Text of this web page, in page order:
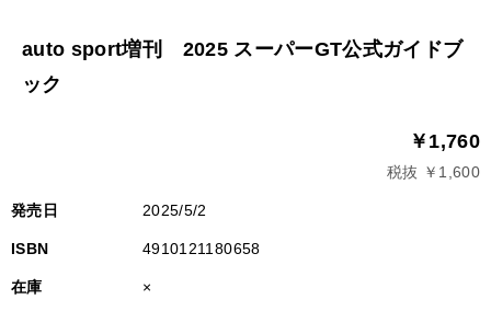
auto sport増刊 2025 スーパーGT公式ガイドブ
ック
￥1,760
税抜 ￥1,600
発売日 2025/5/2
ISBN 4910121180658
在庫 ×